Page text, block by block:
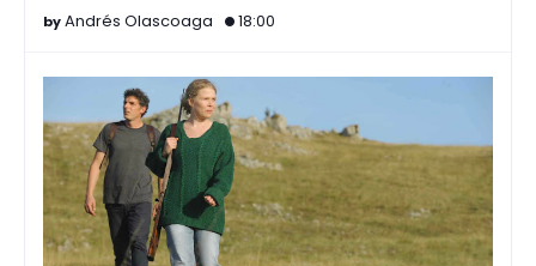
Andrés Olascoaga 18:00